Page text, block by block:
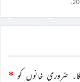
ضروری خانوں کو *